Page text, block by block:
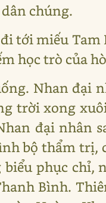
chúng.
tới miếu
học trò của
Nhan đại
trời xong
đại nhân
bộ thẩm trị,
phục chỉ,
Bình.